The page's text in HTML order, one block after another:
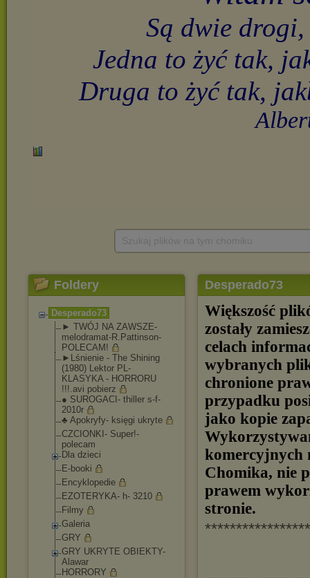
Foldery
Desperado73
► TWÓJ NA ZAWSZE-
melodramat-R.Pattinson-
POLECAM!
►Lśnienie - The Shining
(1980) Lektor PL-
KLASYKA - HORRORU
!!!.avi pobierz
● SUROGACI- thiller s-f-
2010r
♣ Apokryfy- księgi ukryte
CZCIONKI- Super!-
polecam
Dla dzieci
E-booki
Encyklopedie
EZOTERYKA- h- 3210
Filmy
Galeria
GRY
GRY UKRYTE OBIEKTY-
Alawar
HORRORY
Desperado73
Większość
zostały
celach
wybranych
chronione
przypadku
jako kopie
komercyjnych
Chomika, nie
prawem
stronie.